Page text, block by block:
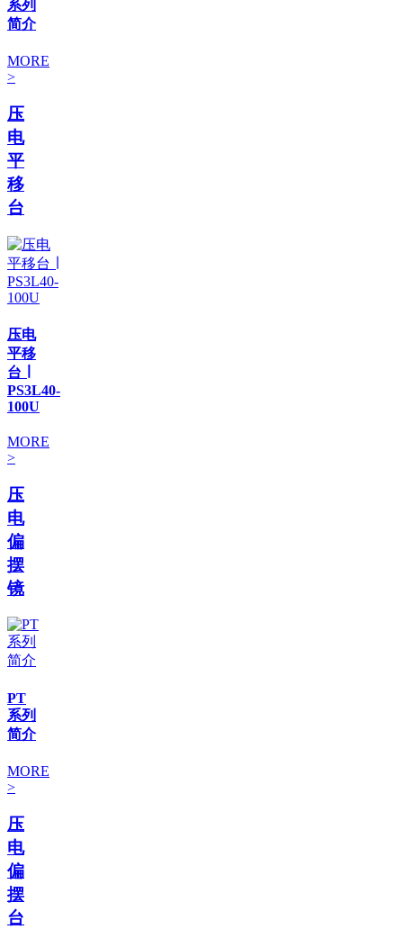
系列
简介
MORE
>
压
电
平
移
台
压电
平移
台 ∣
PS3L40-
100U
MORE
>
压
电
偏
摆
镜
PT
系列
简介
MORE
>
压
电
偏
摆
台